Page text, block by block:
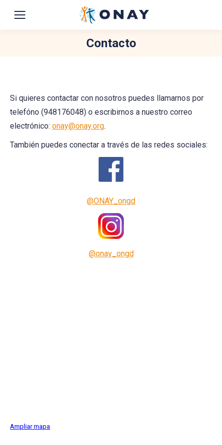
Contacto
Si quieres contactar con nosotros puedes llamarnos por
telefóno (948176048) o escribirnos a nuestro correo
electrónico: onay@onay.org.
También puedes conectar a través de las redes sociales:
@ONAY_ongd
@onay_ongd
Ampliar mapa